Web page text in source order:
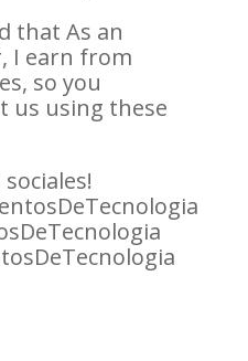
that As an
I earn from
so you
us using these